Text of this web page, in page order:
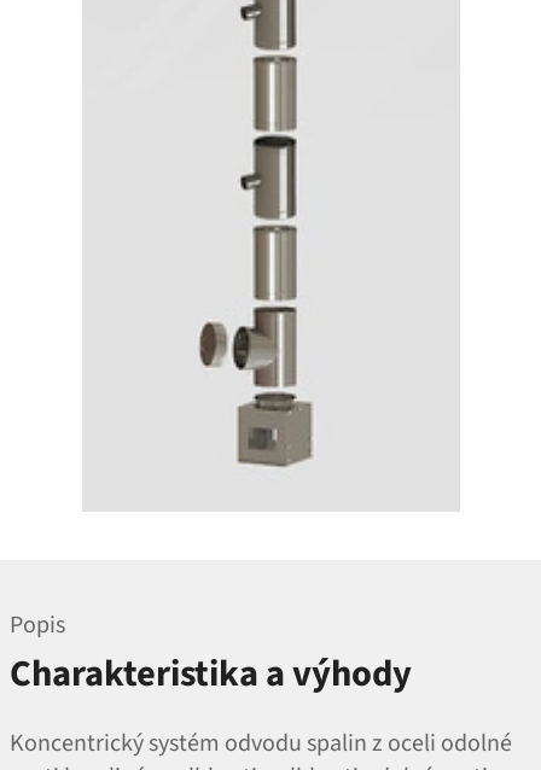
Popis
Charakteristika a výhody
Koncentrický systém odvodu spalin z oceli odolné